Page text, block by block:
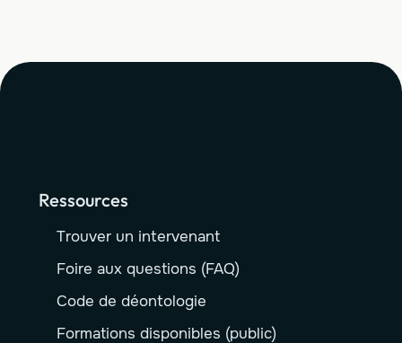
Ressources
Trouver un intervenant
Foire aux questions (FAQ)
Code de déontologie
Formations disponibles (public)